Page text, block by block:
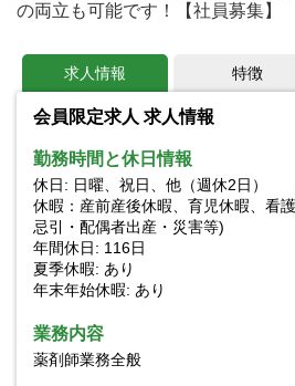
の両立も可能です！【社員募集】
求人情報 特徴
会員限定求人 求人情報
勤務時間と休日情報
休日: 日曜、祝日、他（週休2日）
休暇：産前産後休暇、育児休暇、看
忌引・配偶者出産・災害等)
年間休日: 116日
夏季休暇: あり
年末年始休暇: あり
業務内容
薬剤師業務全般